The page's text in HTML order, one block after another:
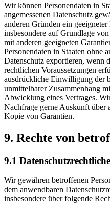
Wir können Personendaten in
angemessenen Datenschutz
anderen Gründen ein
insbesondere auf Grundlage
mit anderen geeigneten
Personendaten in Staaten ohne
Datenschutz exportieren, wenn
rechtlichen Voraussetzungen
ausdrückliche Einwilligung der
unmittelbarer Zusammenhang
Abwicklung eines Vertrages.
Nachfrage gerne Auskunft über
Kopie von Garantien.
9. Rechte von
9.1
Wir gewähren betroffenen
dem anwendbaren
insbesondere über folgende